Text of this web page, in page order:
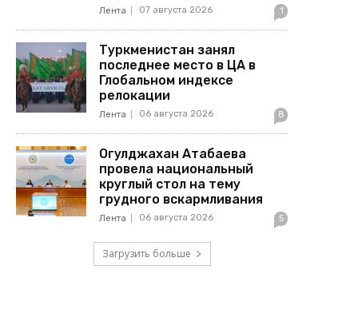
Лента 07 августа 2026 1
Туркменистан занял
последнее место в ЦА в
Глобальном индексе
релокации
Лента 06 августа 2026 8
Огулджахан Атабаева
провела национальный
круглый стол на тему
грудного вскармливания
Лента 06 августа 2026 5
Загрузить больше